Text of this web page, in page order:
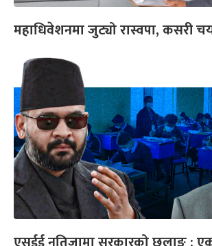
महाधिवेशनमा जुट्यो रास्वपा, कसरी